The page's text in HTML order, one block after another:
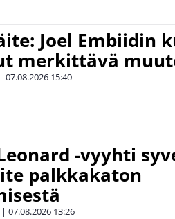
Joel Embiidin
merkittävä
| 07.08.2026 15:40
-vyyhti
palkkakaton
| 07.08.2026 13:26